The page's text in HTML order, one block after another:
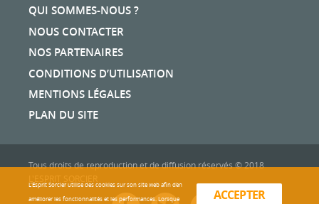
QUI SOMMES-NOUS ?
NOUS CONTACTER
NOS PARTENAIRES
CONDITIONS D’UTILISATION
MENTIONS LÉGALES
PLAN DU SITE
Tous droits de reproduction et de diffusion réservés © 2018
ACCEPTER
L'Esprit Sorcier utilise des cookies sur son site web afin d’en
améliorer les fonctionnalités et les performances. Lorsque